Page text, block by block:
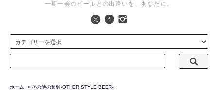
一期一会のビールとの出逢いを、あなたに。
ホーム > その他の種類-OTHER STYLE BEER-